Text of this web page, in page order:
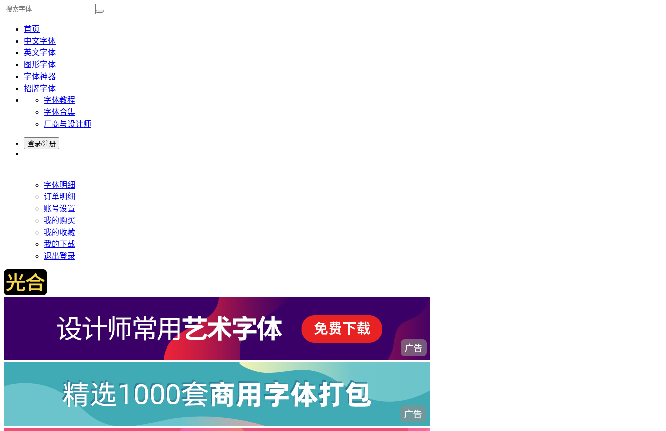
首页
中文字体
英文字体
图形字体
字体神器
招牌字体
字体教程
字体合集
厂商与设计师
登录/注册
字体明细
订单明细
账号设置
我的购买
我的收藏
我的下载
退出登录